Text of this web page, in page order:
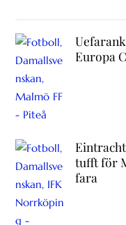
Europa
tufft för
fara